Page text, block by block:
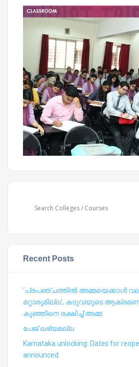
Recent Posts
‘പ്രപഞ്ചത്തില്‍ അമ്മയെക്കാള്‍
മറ്റാരുമില്ല’, കടുവയുടെ
കുഞ്ഞിനെ രക്ഷിച്ച് അമ്മ
പേജ് ലഭ്യമല്ല
Karnataka unlocking: Dates for
announced